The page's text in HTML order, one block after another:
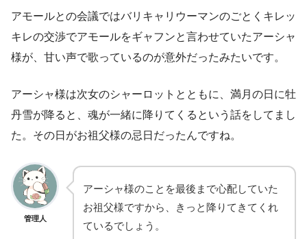
アモールとの会議ではバリキャリウーマンのごとくキレッ
キレの交渉でアモールをギャフンと言わせていたアーシャ
様が、甘い声で歌っているのが意外だったみたいです。
アーシャ様は次女のシャーロットとともに、満月の日に牡
丹雪が降ると、魂が一緒に降りてくるという話をしてまし
た。その日がお祖父様の忌日だったんですね。
管理人
アーシャ様のことを最後まで心配していた
お祖父様ですから、きっと降りてきてくれ
ているでしょう。